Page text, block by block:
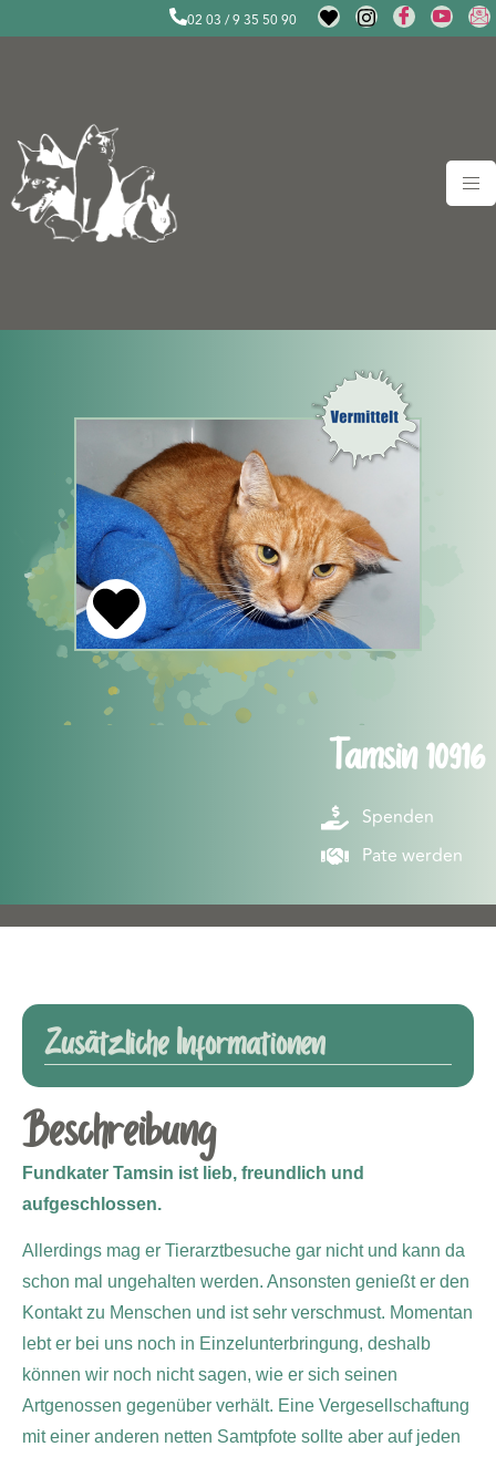
02 03 / 9 35 50 90
Tamsin 10916
Spenden
Pate werden
Zusätzliche Informationen
Beschreibung
Fundkater Tamsin ist lieb, freundlich und
aufgeschlossen.
Allerdings mag er Tierarztbesuche gar nicht und kann da
schon mal ungehalten werden. Ansonsten genießt er den
Kontakt zu Menschen und ist sehr verschmust. Momentan
lebt er bei uns noch in Einzelunterbringung, deshalb
können wir noch nicht sagen, wie er sich seinen
Artgenossen gegenüber verhält. Eine Vergesellschaftung
mit einer anderen netten Samtpfote sollte aber auf jeden